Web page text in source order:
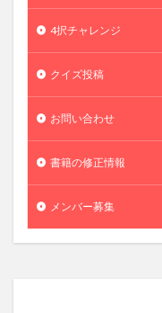
4択チャレンジ
クイズ投稿
お問い合わせ
書籍の修正情報
メンバー募集